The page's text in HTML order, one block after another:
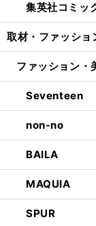
集英社コミッ
取材・ファッショ
ファッション・
Seventeen
non-no
BAILA
MAQUIA
SPUR